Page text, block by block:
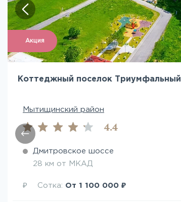
Акция
Коттеджный поселок Триумфальный
Мытищинский район
4.4
Дмитровское шоссе
28 км от МКАД
₽ Сотка: От 1 100 000 ₽
Посмотреть все фото